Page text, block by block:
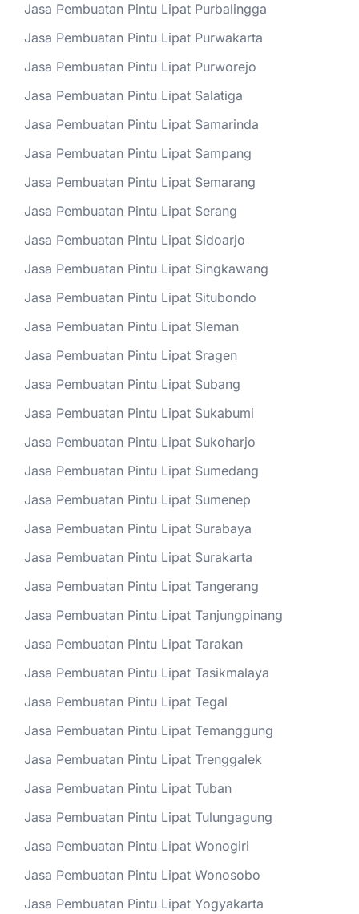
Jasa Pembuatan Pintu Lipat Purbalingga
Jasa Pembuatan Pintu Lipat Purwakarta
Jasa Pembuatan Pintu Lipat Purworejo
Jasa Pembuatan Pintu Lipat Salatiga
Jasa Pembuatan Pintu Lipat Samarinda
Jasa Pembuatan Pintu Lipat Sampang
Jasa Pembuatan Pintu Lipat Semarang
Jasa Pembuatan Pintu Lipat Serang
Jasa Pembuatan Pintu Lipat Sidoarjo
Jasa Pembuatan Pintu Lipat Singkawang
Jasa Pembuatan Pintu Lipat Situbondo
Jasa Pembuatan Pintu Lipat Sleman
Jasa Pembuatan Pintu Lipat Sragen
Jasa Pembuatan Pintu Lipat Subang
Jasa Pembuatan Pintu Lipat Sukabumi
Jasa Pembuatan Pintu Lipat Sukoharjo
Jasa Pembuatan Pintu Lipat Sumedang
Jasa Pembuatan Pintu Lipat Sumenep
Jasa Pembuatan Pintu Lipat Surabaya
Jasa Pembuatan Pintu Lipat Surakarta
Jasa Pembuatan Pintu Lipat Tangerang
Jasa Pembuatan Pintu Lipat Tanjungpinang
Jasa Pembuatan Pintu Lipat Tarakan
Jasa Pembuatan Pintu Lipat Tasikmalaya
Jasa Pembuatan Pintu Lipat Tegal
Jasa Pembuatan Pintu Lipat Temanggung
Jasa Pembuatan Pintu Lipat Trenggalek
Jasa Pembuatan Pintu Lipat Tuban
Jasa Pembuatan Pintu Lipat Tulungagung
Jasa Pembuatan Pintu Lipat Wonogiri
Jasa Pembuatan Pintu Lipat Wonosobo
Jasa Pembuatan Pintu Lipat Yogyakarta